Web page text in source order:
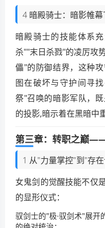
4 暗殿骑士：暗影帷
暗殿骑士的技能体系
杀""末日杀戮"的凌厉攻
儡"的防御结界，这种
图在破坏与守护间寻
祭"召唤的暗影军队，
的投影,暗示着在黑暗中
第三章：转职之巅
1 从"力量掌控"到"存
女鬼剑的觉醒技能不仅
的显形仪式：
驭剑士的"极·驭剑术"展开